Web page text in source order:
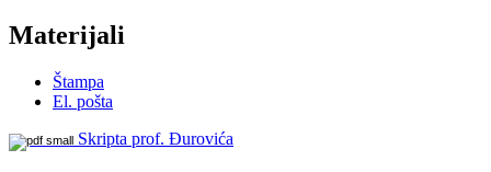
Materijali
Štampa
El. pošta
Skripta prof. Đurovića